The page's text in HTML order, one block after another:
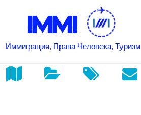
IMMI
Иммиграция, Права Человека, Туризм